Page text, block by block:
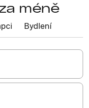
méně
Bydlení